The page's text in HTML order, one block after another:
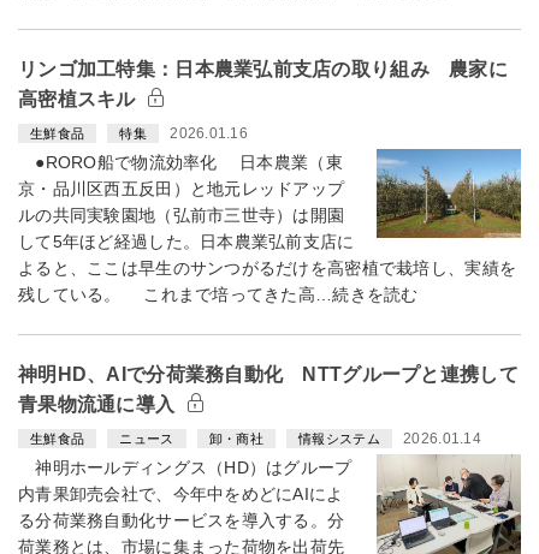
リンゴ加工特集：日本農業弘前支店の取り組み 農家に
高密植スキル
生鮮食品 特集 2026.01.16
●RORO船で物流効率化 日本農業（東
京・品川区西五反田）と地元レッドアップ
ルの共同実験園地（弘前市三世寺）は開園
して5年ほど経過した。日本農業弘前支店に
よると、ここは早生のサンつがるだけを高密植で栽培し、実績を
残している。 これまで培ってきた高…続きを読む
神明HD、AIで分荷業務自動化 NTTグループと連携して
青果物流通に導入
生鮮食品 ニュース 卸・商社 情報システム 2026.01.14
神明ホールディングス（HD）はグループ
内青果卸売会社で、今年中をめどにAIによ
る分荷業務自動化サービスを導入する。分
荷業務とは、市場に集まった荷物を出荷先